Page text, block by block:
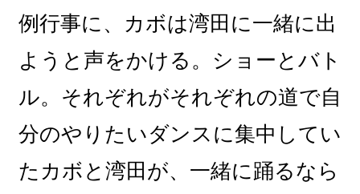
例行事に、カボは湾田に一緒に出
ようと声をかける。ショーとバト
ル。それぞれがそれぞれの道で自
分のやりたいダンスに集中してい
たカボと湾田が、一緒に踊るなら